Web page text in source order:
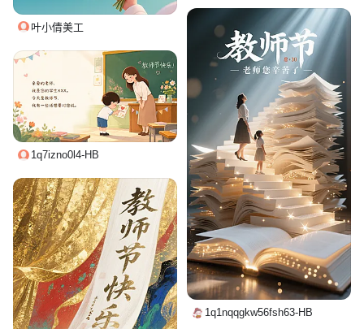
叶小倩美工
1q1nqqgkw56fsh63-HB
1q7izno0l4-HB